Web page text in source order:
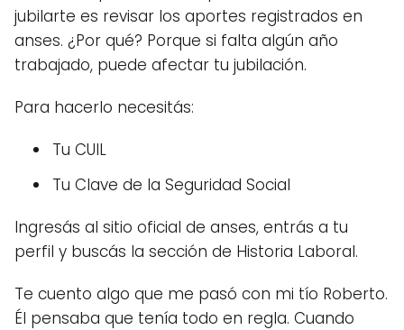
jubilarte es revisar los aportes registrados en
anses. ¿Por qué? Porque si falta algún año
trabajado, puede afectar tu jubilación.
Para hacerlo necesitás:
Tu CUIL
Tu Clave de la Seguridad Social
Ingresás al sitio oficial de anses, entrás a tu
perfil y buscás la sección de Historia Laboral.
Te cuento algo que me pasó con mi tío Roberto.
Él pensaba que tenía todo en regla. Cuando